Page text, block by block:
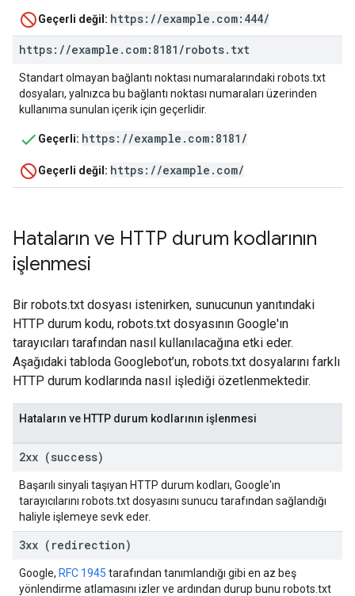
Geçerli değil: https://example.com:444/
https: //example . com:8181 /robots. txt
Standart olmayan bağlantı noktası numaralarındaki robots.txt
dosyaları, yalnızca bu bağlantı noktası numaraları üzerinden
kullanıma sunulan içerik için geçerlidir.
Geçerli: https://example.com:8181/
Geçerli değil: https://example.com/
Hataların ve HTTP durum kodlarının
işlenmesi
Bir robots.txt dosyası istenirken, sunucunun yanıtındaki
HTTP durum kodu, robots.txt dosyasının Google'ın
tarayıcıları tarafından nasıl kullanılacağına etki eder.
Aşağıdaki tabloda Googlebot’un, robots.txt dosyalarını farklı
HTTP durum kodlarında nasıl işlediği özetlenmektedir.
Hataların ve HTTP durum kodlarının işlenmesi
2xx (success)
Başarılı sinyali taşıyan HTTP durum kodları, Google'ın
tarayıcılarını robots.txt dosyasını sunucu tarafından sağlandığı
haliyle işlemeye sevk eder.
3xx (redirection)
Google, RFC 1945 tarafından tanımlandığı gibi en az beş
yönlendirme atlamasını izler ve ardından durup bunu robots.txt